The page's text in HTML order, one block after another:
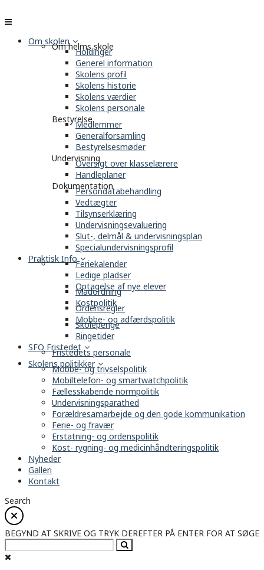
Om skolenOm helms skole
Holdinger
Generel information
Skolens profil
Skolens historie
Skolens værdier
Skolens personale
BestyrelseMedlemmer
Generalforsamling
Bestyrelsesmøder
UndervisningOversigt over klasselærere
Handleplaner
Dokumentation
Persondatabehandling
Vedtægter
Tilsynserklæring
Undervisningsevaluering
Slut-, delmål & undervisningsplan
Specialundervisningsprofil
Praktisk InfoFeriekalender
Ledige pladser
Optagelse af nye elever
Madordning
Kostpolitik
Ordensregler
Mobbe- og adfærdspolitik
Skolepenge
Ringetider
SFO Fristedet
Fristedets personale
Skolens politikker
Mobbe- og trivselspolitik
Mobiltelefon- og smartwatchpolitik
Fællesskabende normpolitik
Undervisningsparathed
Forældresamarbejde og den gode kommunikation
Ferie- og fravær
Erstatning- og ordenspolitik
Kost- rygning- og medicinhåndteringspolitik
Nyheder
Galleri
Kontakt
Search
BEGYND AT SKRIVE OG TRYK DEREFTER PÅ ENTER FOR AT SØGE